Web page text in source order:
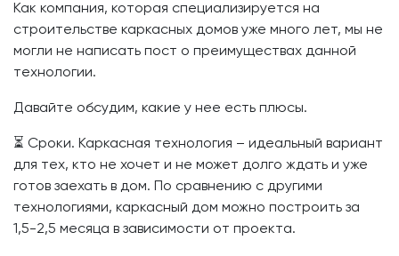
Как компания, которая специализируется на
строительстве каркасных домов уже много лет, мы не
могли не написать пост о преимуществах данной
технологии.
Давайте обсудим, какие у нее есть плюсы.
⏳ Сроки. Каркасная технология – идеальный вариант
для тех, кто не хочет и не может долго ждать и уже
готов заехать в дом. По сравнению с другими
технологиями, каркасный дом можно построить за
1,5-2,5 месяца в зависимости от проекта.